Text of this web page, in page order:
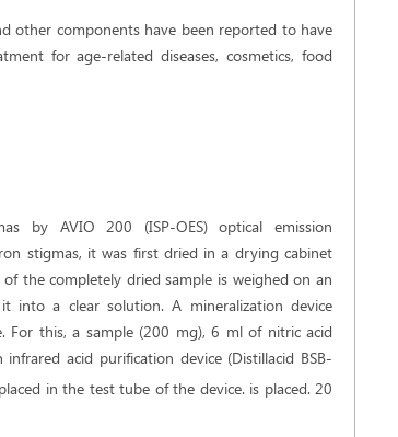
other components have been reported to have
for age-related diseases, cosmetics, food
by AVIO 200 (ISP-OES) optical emission
stigmas, it was first dried in a drying cabinet
the completely dried sample is weighed on an
into a clear solution. A mineralization device
For this, a sample (200 mg), 6 ml of nitric acid
acid purification device (Distillacid BSB-
in the test tube of the device. is placed. 20